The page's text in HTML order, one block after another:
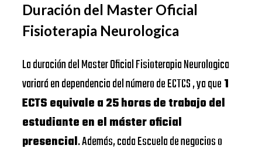
Duración del Master Oficial
Fisioterapia Neurologica
La duración del Master Oficial Fisioterapia Neurologica
variará en dependencia del número de ECTCS , ya que1
ECTS equivale a 25 horas de trabajo del
estudiante en el máster oficial
presencial. Además, cada Escuela de negocios o